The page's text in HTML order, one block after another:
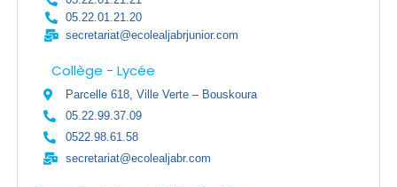
05.22.01.21.20
secretariat@ecolealjabrjunior.com
Collège - Lycée
Parcelle 618, Ville Verte – Bouskoura
05.22.99.37.09
0522.98.61.58
secretariat@ecolealjabr.com